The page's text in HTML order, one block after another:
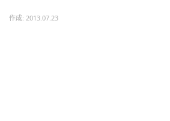
作成: 2013.07.23